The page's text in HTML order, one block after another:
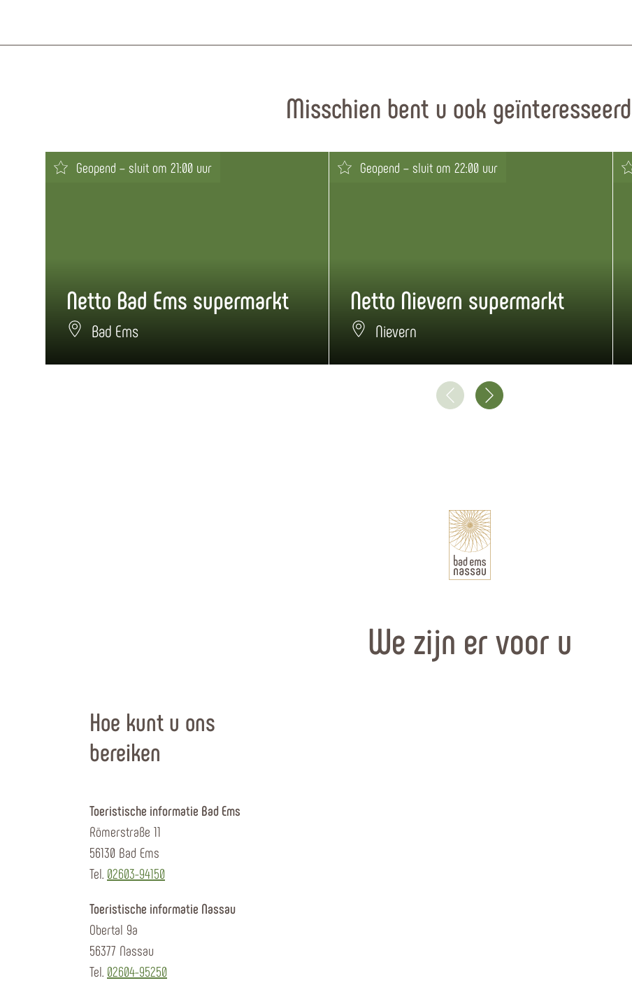
Misschien bent u ook
Geopend – sluit om 21:00 uur
Netto Bad Ems supermarkt
Bad Ems
Geopend – sluit om 22:00 uur
Netto Nievern supermarkt
Nievern
We zijn er voor u
Hoe kunt u ons
bereiken
Toeristische informatie Bad Ems
Römerstraße 11
56130 Bad Ems
Tel. 02603-94150
Toeristische informatie Nassau
Obertal 9a
56377 Nassau
Tel. 02604-95250